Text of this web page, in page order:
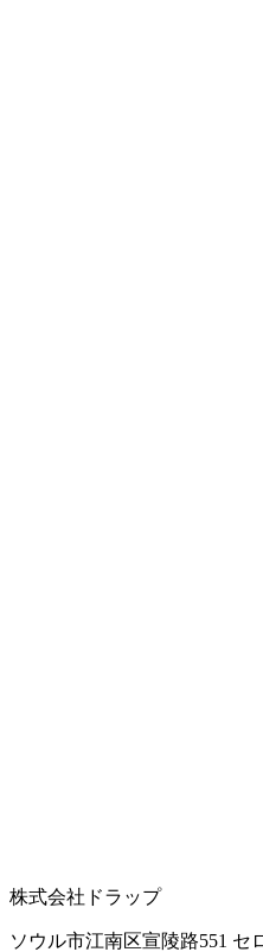
株式会社ドラップ
ソウル市江南区宣陵路551 セ